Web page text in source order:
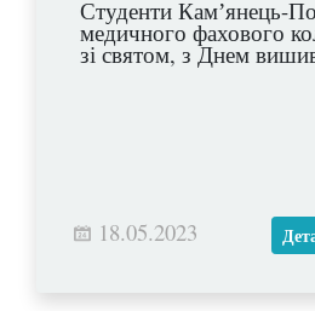
Студенти Камʼянець-
медичного фахового
зі святом, з Днем
18.05.2023